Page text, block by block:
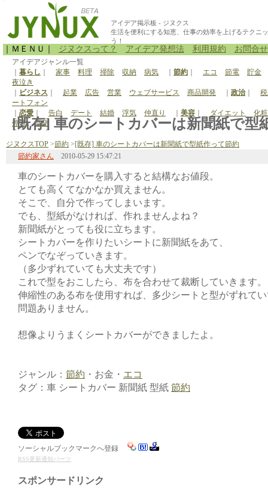
アイデア掲示板 - ジヌクス
生活を便利にする知恵、仕事の効率を上げるテクニ
う！
｜ＭＥＮＵ｜ ジヌクスって？ アイデア発想法 利用規約 お問合せ
アイデアジャンル一覧
暮らし 家事 料理 掃除 収納 病気 節約 エコ 節電
貯金
夜泣き
ビジネス 起業 広告 営業 ウェブサービス 商品開発 政治｜
ートフォン
恋愛 告白 デート 結婚 浮気 仲直り 美容 ダイエット
化
停電
原発
[既存] 車のシートカバーは新聞紙で型
ジヌクスTOP >節約 >[既存] 車のシートカバーは新聞紙で型紙作って節約
節約家さん 2010-05-29 15:47:21
車のシートカバーを購入すると結構なお値段。
とても高くてなかなか買えません。
そこで、自分で作ってしまいます。
でも、型紙がなければ、作れませんよね？
新聞紙がとっても役に立ちます。
シートカバーを作りたいシートに新聞紙をあて、
ペンでなぞっていきます。
（多少ずれていても大丈夫です）
これで型をおこしたら、布を合わせて裁断していきます。
伸縮性のある布を使用すれば、多少シートと型がずれて
問題ありません。
想像よりうまくシートカバーができましたよ。
ジャンル： 節約 ・お金・ エコ
タグ：車 シートカバー 新聞紙 型紙 節約
ソーシャルブックマークへ登録
RSS更新通知パーツ
スポンサードリンク